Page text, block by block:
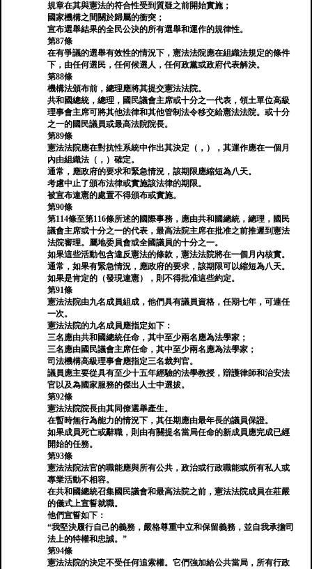
規章在其與憲法的符合性受到質疑之前開始實施；
國家機構之間關於歸屬的衝突；
宣布選舉結果的全民公決的所有選舉和運作的規律性。
第87條
在有爭議的選舉有效性的情況下，憲法法院應在組織法規定的條件
下，由任何選民，任何候選人，任何政黨或政府代表解決。
第88條
機構法頒布前，總理應將其提交憲法法院。
共和國總統，總理，國民議會主席或十分之一代表，領土單位高級
理事會主席可將其他法律和其他管制法令移交給憲法法院。或十分
之一的國民議員或最高法院院長。
第89條
憲法法院應在對抗性系統中作出其決定（，），其運作應在一個月
內由組織法（，）確定。
通常，應政府的要求和緊急情況，該期限應縮短為八天。
考慮中止了頒布法律或實施該法律的期限。
被宣布違憲的處置不得頒布或實施。
第90條
第114條至第116條所述的國際事務，應由共和國總統，總理，國民
議會主席或十分之一的代表，最高法院主席在批准之前推遲到憲法
法院審理。屬地委員會或全國議員的十分之一。
如果這些活動包含違反憲法的條款，憲法法院將在一個月內核實。
通常，如果有緊急情況，應政府的要求，該期限可以縮短為八天。
如果是肯定的（發現違憲），則不得批准這些約定。
第91條
憲法法院由九名成員組成，他們具有議員資格，任期七年，可連任
一次。
憲法法院的九名成員應指定如下：
三名應由共和國總統任命，其中至少兩名應為法學家；
三名應由國民議會主席任命，其中至少兩名應為法學家；
司法機構高級理事會應指定三名裁判官。
議員應主要從具有至少十五年經驗的法學教授，辯護律師和治安法
官以及為國家服務的傑出人士中選拔。
第92條
憲法法院院長由其同僚選舉產生。
在暫時無行為能力的情況下，其任期應由最年長的議員保證。
如果成員死亡或辭職，則由有關提名當局任命的新成員應完成已經
開始的任務。
第93條
憲法法院法官的職能應與所有公共，政治或行政職能或所有私人或
專業活動不相容。
在共和國總統召集國民議會和最高法院之前，憲法法院成員在莊嚴
的儀式上宣誓就職。
他們宣誓如下：
“我堅決履行自己的義務，嚴格尊重中立和保留義務，並自我承擔司
法上的特權和忠誠。”
第94條
憲法法院的決定不受任何追索權。它們強加給公共當局，所有行政